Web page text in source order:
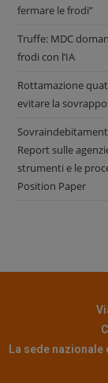
fermare le frodi”
Truffe: MDC
frodi con l’IA
Rottamazione
evitare la
Report sulle
strumenti e le
Position Paper
La sede